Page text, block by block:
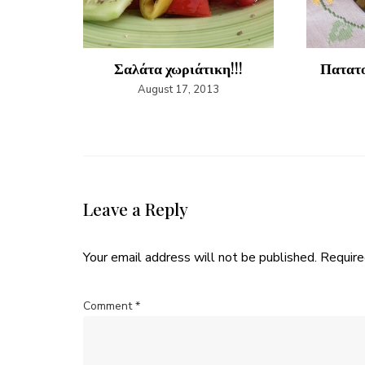
Σαλάτα χωριάτικη!!!
August 17, 2013
Leave a Reply
Your email address will not be published.
Comment*